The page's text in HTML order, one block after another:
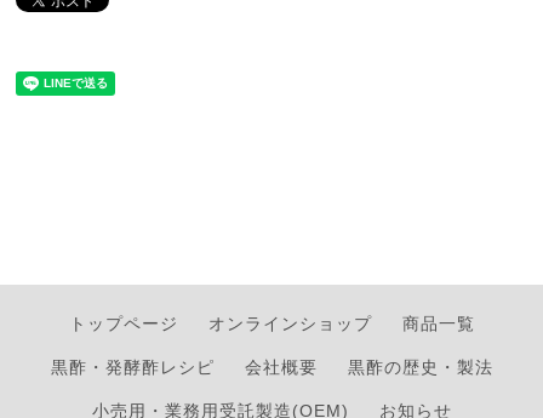
トップページ オンラインショップ 商品一覧
黒酢・発酵酢レシピ 会社概要 黒酢の歴史・製法
小売用・業務用受託製造(OEM) お知らせ